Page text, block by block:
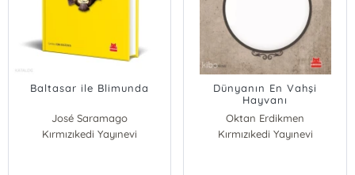
Baltasar ile Blimunda
José Saramago
Kırmızıkedi Yayınevi
Dünyanın En Vahşi
Hayvanı
Oktan Erdikmen
Kırmızıkedi Yayınevi